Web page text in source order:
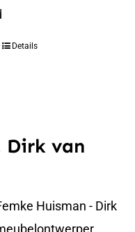
Details
Dirk van
Huisman - Dirk